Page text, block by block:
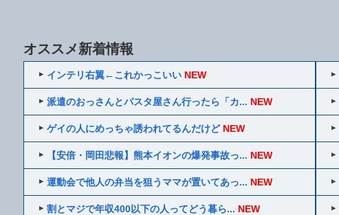
オススメ新着情報
インテリ右翼←これかっこいい NEW
派遣のおっさんとパスタ屋さん行ったら「カ... NEW
ゲイの人にめっちゃ誘われてるんだけど NEW
【安倍・岡田悲報】熊本イオンの爆発事故っ... NEW
運動会で他人の弁当を狙うママが置いてあっ... NEW
割とマジで年収400以下の人ってどう暮ら... NEW